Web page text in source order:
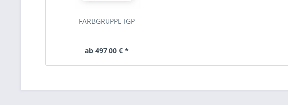
FARBGRUPPE IGP
ab 497,00 € *